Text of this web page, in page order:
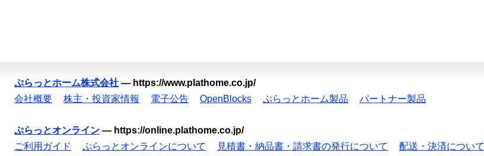
ぷらっとホーム株式会社 — https://www.plathome.co.jp/
会社概要
株主・投資家情報 電子公告 OpenBlocks ぷらっとホーム製品 パートナー製品
ぷらっとオンライン — https://online.plathome.co.jp/
ご利用ガイド
ぷらっとオンラインについて 見積書・納品書・請求書の発行について 配送・決済について